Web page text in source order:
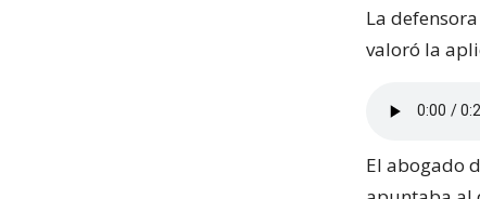
La
valoró la
El abogado